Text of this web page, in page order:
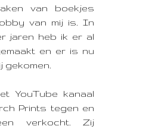
van boekjes
van mij is. In
jaren heb ik er al
en er is nu
gekomen.
YouTube kanaal
Prints tegen en
verkocht. Zij